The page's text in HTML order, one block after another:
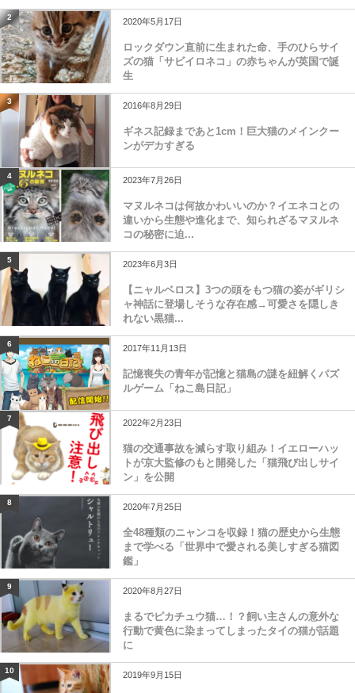
2 2020年5月17日
ロックダウン直前に生まれた命、手のひらサイ
ズの猫「サビイロネコ」の赤ちゃんが英国で誕
生
3 2016年8月29日
ギネス記録まであと1cm！巨大猫のメインクー
ンがデカすぎる
4 2023年7月26日
マヌルネコは何故かわいいのか？イエネコとの
違いから生態や進化まで、知られざるマヌルネ
コの秘密に迫...
5 2023年6月3日
【ニャルベロス】3つの頭をもつ猫の姿がギリシ
ャ神話に登場しそうな存在感→可愛さを隠しき
れない黒猫...
6 2017年11月13日
記憶喪失の青年が記憶と猫島の謎を紐解くパズ
ルゲーム「ねこ島日記」
7 2022年2月23日
猫の交通事故を減らす取り組み！イエローハッ
トが京大監修のもと開発した「猫飛び出しサイ
ン」を公開
8 2020年7月25日
全48種類のニャンコを収録！猫の歴史から生態
まで学べる「世界中で愛される美しすぎる猫図
鑑」
9 2020年8月27日
まるでピカチュウ猫…！？飼い主さんの意外な
行動で黄色に染まってしまったタイの猫が話題
に
10 2019年9月15日